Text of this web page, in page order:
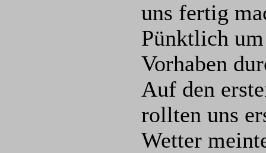
uns fertig
Pünktlich
Vorhaben
Auf den
rollten uns
Wetter